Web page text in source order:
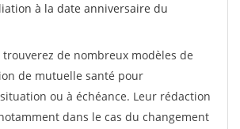
à la date anniversaire du
trouverez de nombreux modèles de
de mutuelle santé pour
ou à échéance. Leur rédaction
dans le cas du changement